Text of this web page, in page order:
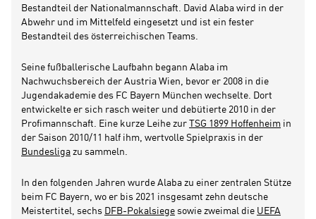
Bestandteil der Nationalmannschaft. David Alaba wird in der
Abwehr und im Mittelfeld eingesetzt und ist ein fester
Bestandteil des österreichischen Teams.
Seine fußballerische Laufbahn begann Alaba im
Nachwuchsbereich der Austria Wien, bevor er 2008 in die
Jugendakademie des FC Bayern München wechselte. Dort
entwickelte er sich rasch weiter und debütierte 2010 in der
Profimannschaft. Eine kurze Leihe zur TSG 1899 Hoffenheim in
der Saison 2010/11 half ihm, wertvolle Spielpraxis in der
Bundesliga zu sammeln.
In den folgenden Jahren wurde Alaba zu einer zentralen Stütze
beim FC Bayern, wo er bis 2021 insgesamt zehn deutsche
Meistertitel, sechs DFB-Pokalsiege sowie zweimal die UEFA